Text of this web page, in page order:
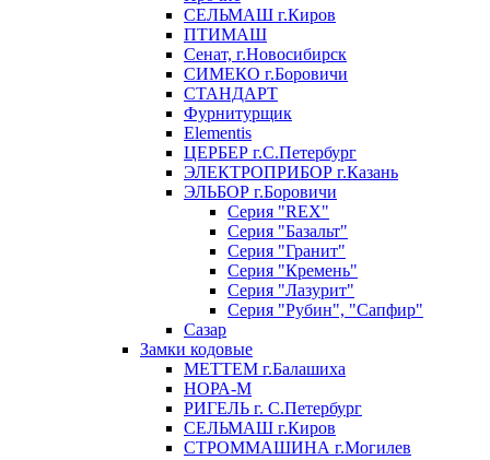
СЕЛЬМАШ г.Киров
ПТИМАШ
Сенат, г.Новосибирск
СИМЕКО г.Боровичи
СТАНДАРТ
Фурнитурщик
Elementis
ЦЕРБЕР г.С.Петербург
ЭЛЕКТРОПРИБОР г.Казань
ЭЛЬБОР г.Боровичи
Серия "REX"
Серия "Базальт"
Серия "Гранит"
Серия "Кремень"
Серия "Лазурит"
Серия "Рубин", "Сапфир"
Сазар
Замки кодовые
МЕТТЕМ г.Балашиха
НОРА-М
РИГЕЛЬ г. С.Петербург
СЕЛЬМАШ г.Киров
СТРОММАШИНА г.Могилев